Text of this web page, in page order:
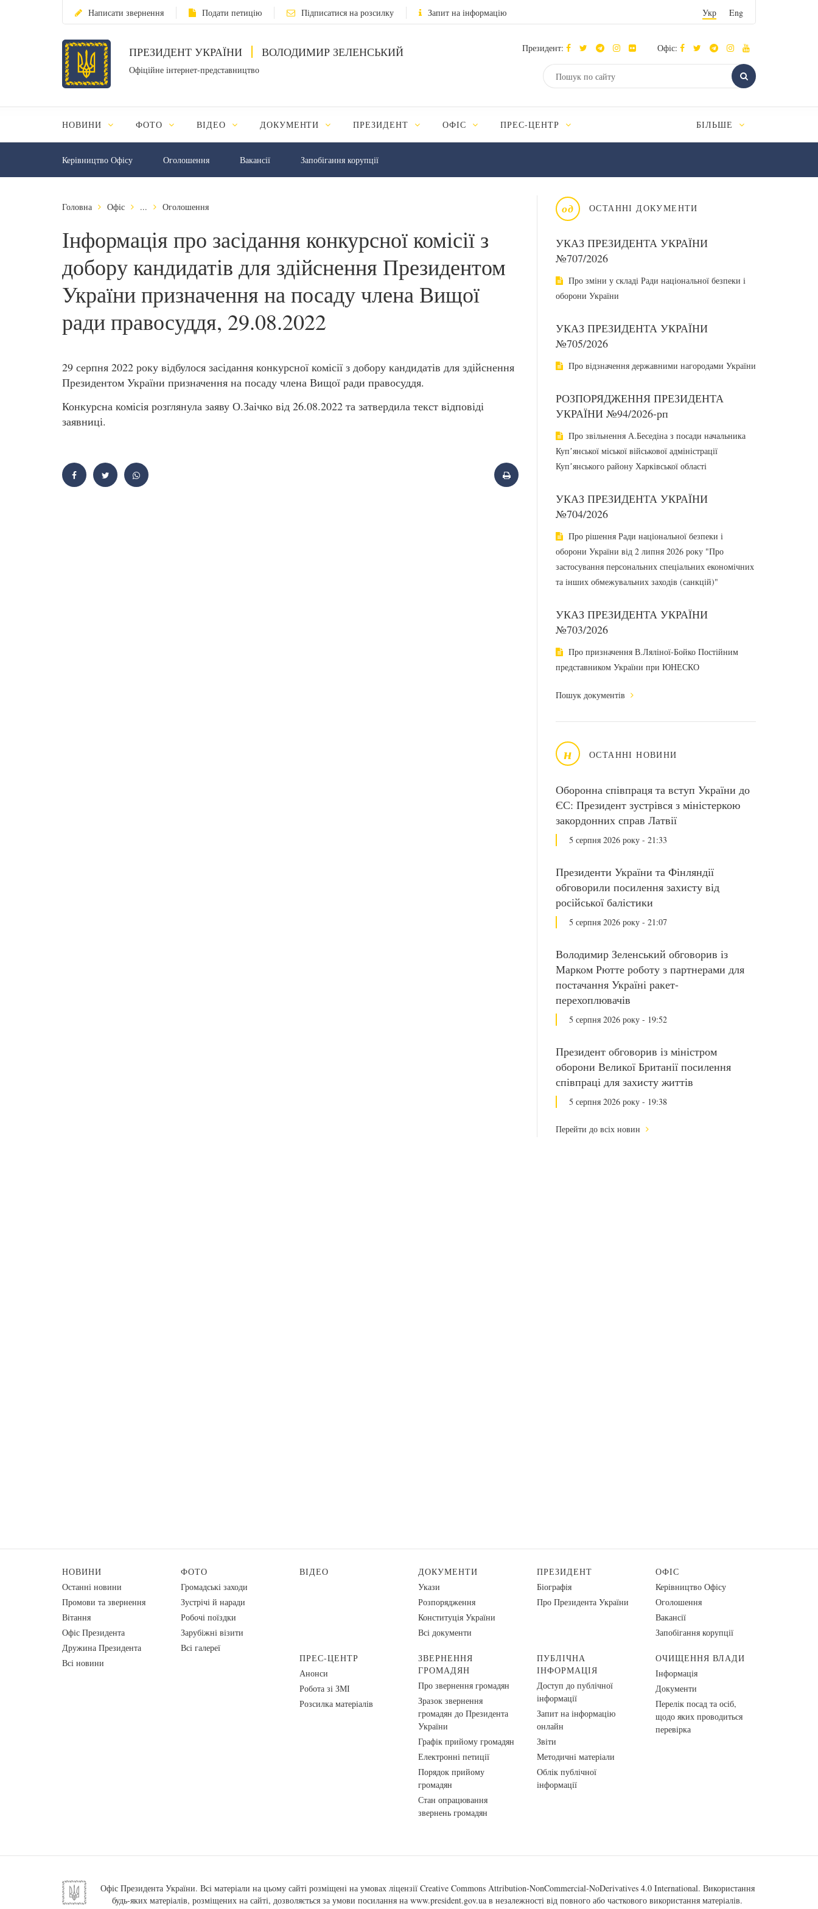
Написати звернення Подати петицію Підписатися на розсилку Запит на інформацію Укр Eng
ПРЕЗИДЕНТ УКРАЇНИ ВОЛОДИМИР ЗЕЛЕНСЬКИЙ
Офіційне інтернет-представництво
Президент: Офіс:
НОВИНИ ФОТО ВІДЕО ДОКУМЕНТИ ПРЕЗИДЕНТ ОФІС ПРЕС-ЦЕНТР БІЛЬШЕ
Керівництво Офісу Оголошення Вакансії Запобігання корупції
од ОСТАННІ ДОКУМЕНТИ
УКАЗ ПРЕЗИДЕНТА УКРАЇНИ
№707/2026
Про зміни у складі Ради національної безпеки і
оборони України
УКАЗ ПРЕЗИДЕНТА УКРАЇНИ
№705/2026
Про відзначення державними нагородами України
РОЗПОРЯДЖЕННЯ ПРЕЗИДЕНТА
УКРАЇНИ №94/2026-рп
Про звільнення А.Беседіна з посади начальника
Купʼянської міської військової адміністрації
Купʼянського району Харківської області
УКАЗ ПРЕЗИДЕНТА УКРАЇНИ
№704/2026
Про рішення Ради національної безпеки і
оборони України від 2 липня 2026 року "Про
застосування персональних спеціальних економічних
та інших обмежувальних заходів (санкцій)"
УКАЗ ПРЕЗИДЕНТА УКРАЇНИ
№703/2026
Про призначення В.Ляліної-Бойко Постійним
представником України при ЮНЕСКО
Пошук документів
н ОСТАННІ НОВИНИ
Оборонна співпраця та вступ України до
ЄС: Президент зустрівся з міністеркою
закордонних справ Латвії
5 серпня 2026 року - 21:33
Президенти України та Фінляндії
обговорили посилення захисту від
російської балістики
5 серпня 2026 року - 21:07
Володимир Зеленський обговорив із
Марком Рютте роботу з партнерами для
постачання Україні ракет-
перехоплювачів
5 серпня 2026 року - 19:52
Президент обговорив із міністром
оборони Великої Британії посилення
співпраці для захисту життів
5 серпня 2026 року - 19:38
Перейти до всіх новин
Головна Офіс ... Оголошення
Інформація про засідання конкурсної комісії з
добору кандидатів для здійснення Президентом
України призначення на посаду члена Вищої
ради правосуддя, 29.08.2022
29 серпня 2022 року відбулося засідання конкурсної комісії з добору кандидатів для здійснення
Президентом України призначення на посаду члена Вищої ради правосуддя.
Конкурсна комісія розглянула заяву О.Заічко від 26.08.2022 та затвердила текст відповіді
заявниці.
НОВИНИ
Останні новини
Промови та звернення
Вiтання
Офіс Президента
Дружина Президента
Всі новини
ФОТО
Громадські заходи
Зустрічі й наради
Робочі поїздки
Зарубіжні візити
Всі галереї
ВІДЕО
ДОКУМЕНТИ
Укази
Розпорядження
Конституція України
Всі документи
ПРЕЗИДЕНТ
Біографія
Про Президента України
ОФІС
Керівництво Офісу
Оголошення
Вакансії
Запобігання корупції
ПРЕС-ЦЕНТР
Анонси
Робота зі ЗМІ
Розсилка матеріалів
ЗВЕРНЕННЯ
ГРОМАДЯН
Про звернення громадян
Зразок звернення
громадян до Президента
України
Графік прийому громадян
Електронні петиції
Порядок прийому
громадян
Стан опрацювання
звернень громадян
ПУБЛІЧНА
ІНФОРМАЦІЯ
Доступ до публічної
інформації
Запит на інформацію
онлайн
Звіти
Методичні матеріали
Облік публічної
інформації
ОЧИЩЕННЯ ВЛАДИ
Інформація
Документи
Перелік посад та осіб,
щодо яких проводиться
перевірка
Офіс Президента України. Всі матеріали на цьому сайті розміщені на умовах ліцензії Creative Commons Attribution-NonCommercial-NoDerivatives 4.0 International. Використання
будь-яких матеріалів, розміщених на сайті, дозволяється за умови посилання на www.president.gov.ua в незалежності від повного або часткового використання матеріалів.